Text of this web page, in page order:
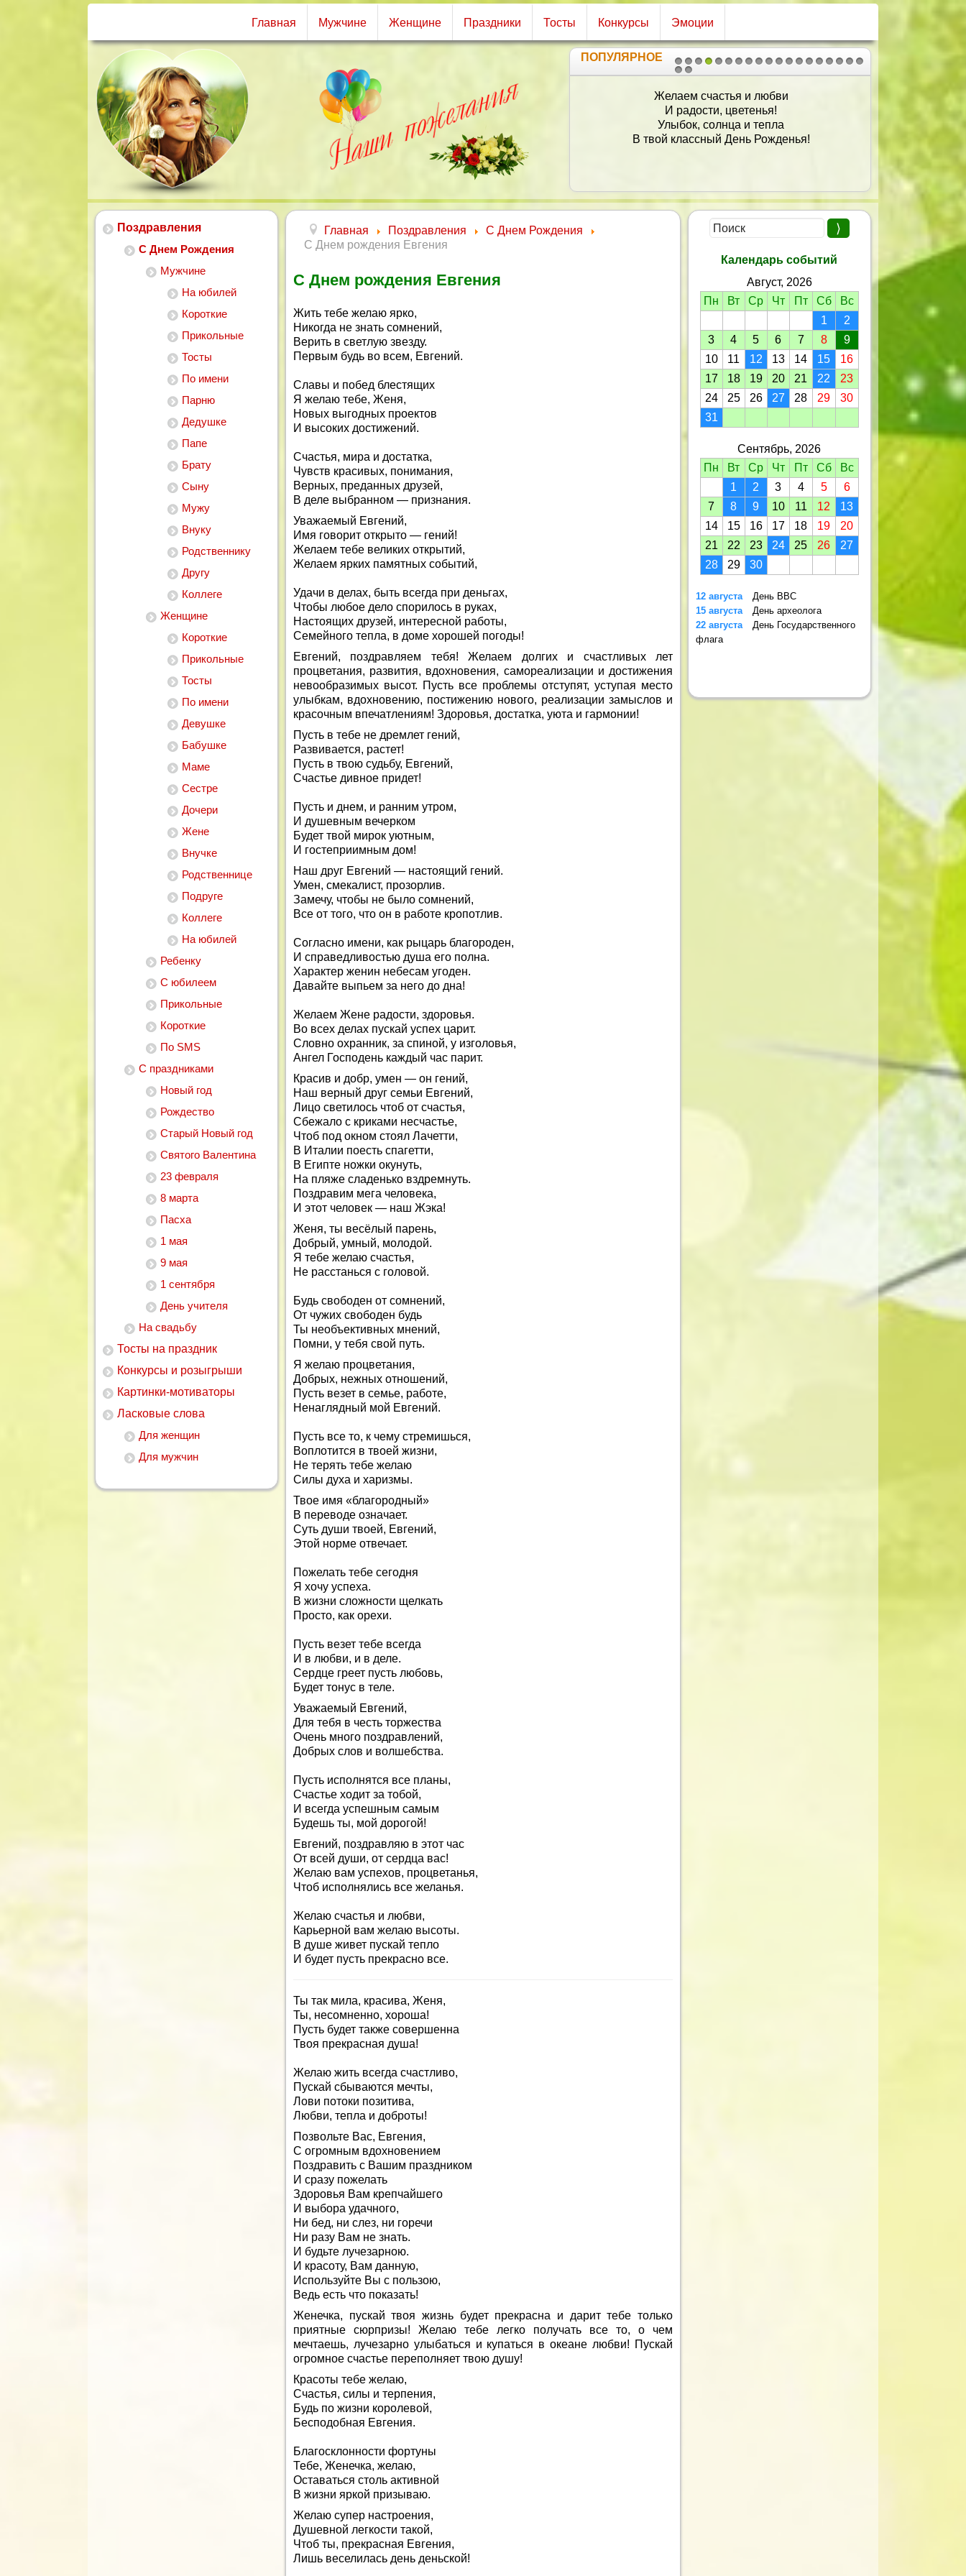
Главная Мужчине Женщине Праздники Тосты Конкурсы Эмоции
1 2
2021
ПОПУЛЯРНОЕ
Желаем счастья и любви
И радости, цветенья!
Улыбок, солнца и тепла
В твой классный День Рожденья!
Поздравления
С Днем Рождения
Мужчине
На юбилей
Короткие
Прикольные
Тосты
По имени
Парню
Дедушке
Папе
Брату
Сыну
Мужу
Внуку
Родственнику
Другу
Коллеге
Женщине
Короткие
Прикольные
Тосты
По имени
Девушке
Бабушке
Маме
Сестре
Дочери
Жене
Внучке
Родственнице
Подруге
Коллеге
На юбилей
Ребенку
С юбилеем
Прикольные
Короткие
По SMS
С праздниками
Новый год
Рождество
Старый Новый год
Святого Валентина
23 февраля
8 марта
Пасха
1 мая
9 мая
1 сентября
День учителя
На свадьбу
Тосты на праздник
Конкурсы и розыгрыши
Картинки-мотиваторы
Ласковые слова
Для женщин
Для мужчин
Главная Поздравления
С Днем Рождения
С Днем рождения Евгения
С Днем рождения Евгения
Жить тебе желаю ярко,
Никогда не знать сомнений,
Верить в светлую звезду.
Первым будь во всем, Евгений.
Славы и побед блестящих
Я желаю тебе, Женя,
Новых выгодных проектов
И высоких достижений.
Счастья, мира и достатка,
Чувств красивых, понимания,
Верных, преданных друзей,
В деле выбранном — признания.
Уважаемый Евгений,
Имя говорит открыто — гений!
Желаем тебе великих открытий,
Желаем ярких памятных событий,
Удачи в делах, быть всегда при деньгах,
Чтобы любое дело спорилось в руках,
Настоящих друзей, интересной работы,
Семейного тепла, в доме хорошей погоды!
Евгений, поздравляем тебя! Желаем долгих и счастливых лет
процветания, развития, вдохновения, самореализации и достижения
невообразимых высот. Пусть все проблемы отступят, уступая место
улыбкам, вдохновению, постижению нового, реализации замыслов и
красочным впечатлениям! Здоровья, достатка, уюта и гармонии!
Пусть в тебе не дремлет гений,
Развивается, растет!
Пусть в твою судьбу, Евгений,
Счастье дивное придет!
Пусть и днем, и ранним утром,
И душевным вечерком
Будет твой мирок уютным,
И гостеприимным дом!
Наш друг Евгений — настоящий гений.
Умен, смекалист, прозорлив.
Замечу, чтобы не было сомнений,
Все от того, что он в работе кропотлив.
Согласно имени, как рыцарь благороден,
И справедливостью душа его полна.
Характер женин небесам угоден.
Давайте выпьем за него до дна!
Желаем Жене радости, здоровья.
Во всех делах пускай успех царит.
Словно охранник, за спиной, у изголовья,
Ангел Господень каждый час парит.
Красив и добр, умен — он гений,
Наш верный друг семьи Евгений,
Лицо светилось чтоб от счастья,
Сбежало с криками несчастье,
Чтоб под окном стоял Лачетти,
В Италии поесть спагетти,
В Египте ножки окунуть,
На пляже сладенько вздремнуть.
Поздравим мега человека,
И этот человек — наш Жэка!
Женя, ты весёлый парень,
Добрый, умный, молодой.
Я тебе желаю счастья,
Не расстанься с головой.
Будь свободен от сомнений,
От чужих свободен будь
Ты необъективных мнений,
Помни, у тебя свой путь.
Я желаю процветания,
Добрых, нежных отношений,
Пусть везет в семье, работе,
Ненаглядный мой Евгений.
Пусть все то, к чему стремишься,
Воплотится в твоей жизни,
Не терять тебе желаю
Силы духа и харизмы.
Твое имя «благородный»
В переводе означает.
Суть души твоей, Евгений,
Этой норме отвечает.
Пожелать тебе сегодня
Я хочу успеха.
В жизни сложности щелкать
Просто, как орехи.
Пусть везет тебе всегда
И в любви, и в деле.
Сердце греет пусть любовь,
Будет тонус в теле.
Уважаемый Евгений,
Для тебя в честь торжества
Очень много поздравлений,
Добрых слов и волшебства.
Пусть исполнятся все планы,
Счастье ходит за тобой,
И всегда успешным самым
Будешь ты, мой дорогой!
Евгений, поздравляю в этот час
От всей души, от сердца вас!
Желаю вам успехов, процветанья,
Чтоб исполнялись все желанья.
Желаю счастья и любви,
Карьерной вам желаю высоты.
В душе живет пускай тепло
И будет пусть прекрасно все.
Ты так мила, красива, Женя,
Ты, несомненно, хороша!
Пусть будет также совершенна
Твоя прекрасная душа!
Желаю жить всегда счастливо,
Пускай сбываются мечты,
Лови потоки позитива,
Любви, тепла и доброты!
Позвольте Вас, Евгения,
С огромным вдохновением
Поздравить с Вашим праздником
И сразу пожелать
Здоровья Вам крепчайшего
И выбора удачного,
Ни бед, ни слез, ни горечи
Ни разу Вам не знать.
И будьте лучезарною.
И красоту, Вам данную,
Используйте Вы с пользою,
Ведь есть что показать!
Женечка, пускай твоя жизнь будет прекрасна и дарит тебе только
приятные сюрпризы! Желаю тебе легко получать все то, о чем
мечтаешь, лучезарно улыбаться и купаться в океане любви! Пускай
огромное счастье переполняет твою душу!
Красоты тебе желаю,
Счастья, силы и терпения,
Будь по жизни королевой,
Бесподобная Евгения.
Благосклонности фортуны
Тебе, Женечка, желаю,
Оставаться столь активной
В жизни яркой призываю.
Желаю супер настроения,
Душевной легкости такой,
Чтоб ты, прекрасная Евгения,
Лишь веселилась день деньской!
Календарь событий
Август, 2026
Пн
Вт Ср Чт Пт Сб
Вс
1
2
3
4 5 6 7 8
9
10
11 12 13 14 15
16
17
18 19 20 21 22
23
24
25 26 27 28 29
30
31
Сентябрь, 2026
Пн
Вт Ср Чт Пт Сб
Вс
1
2 3 4 5
6
7
8 9 10 11 12
13
14
15 16 17 18 19
20
21
22 23 24 25 26
27
28
29 30
12 августа
День ВВС
15 августа
День археолога
22 августа
День Государственного
флага